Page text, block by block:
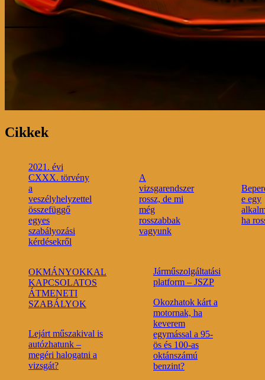
Cikkek
2021. évi
CXXX. törvény
a
veszélyhelyzettel
összefüggő
egyes
szabályozási
kérdésekről
A
vizsgarendszer
rossz, de mi
még
rosszabbak
vagyunk
e egy
ha
OKMÁNYOKKAL
KAPCSOLATOS
ÁTMENETI
SZABÁLYOK
Lejárt műszakival is
autózhatunk –
megéri halogatni a
vizsgát?
Járműszolgáltatási
platform – JSZP
Okozhatok kárt a
motornak, ha
keverem
egymással a 95-
ös és 100-as
oktánszámú
benzint?